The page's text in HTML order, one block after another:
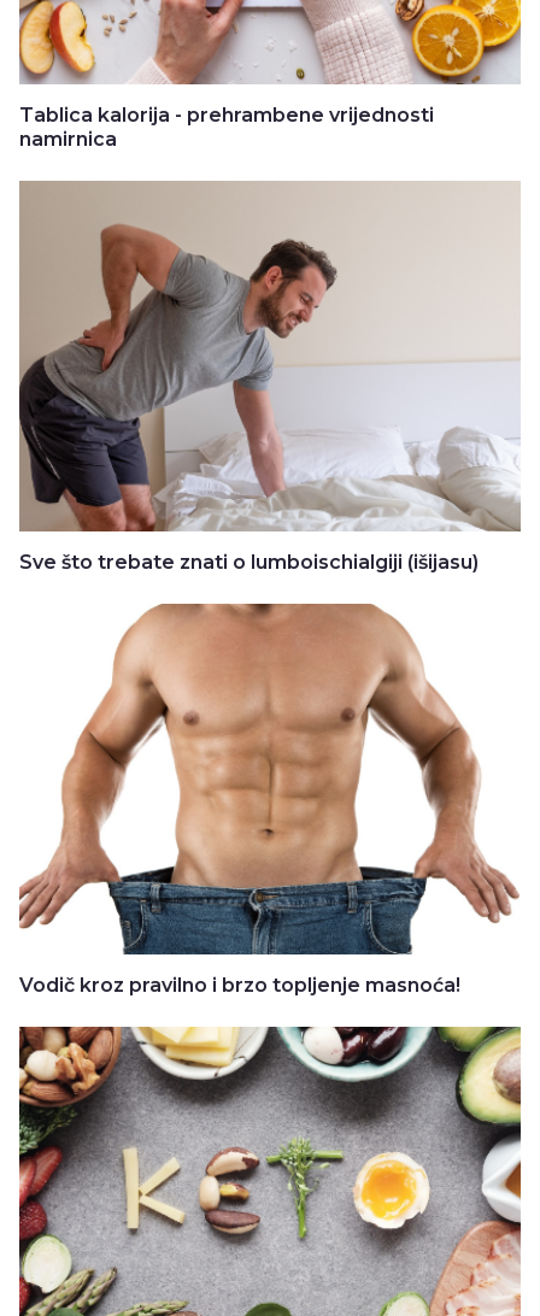
Tablica kalorija - prehrambene vrijednosti
namirnica
Sve što trebate znati o lumboischialgiji (išijasu)
Vodič kroz pravilno i brzo topljenje masnoća!